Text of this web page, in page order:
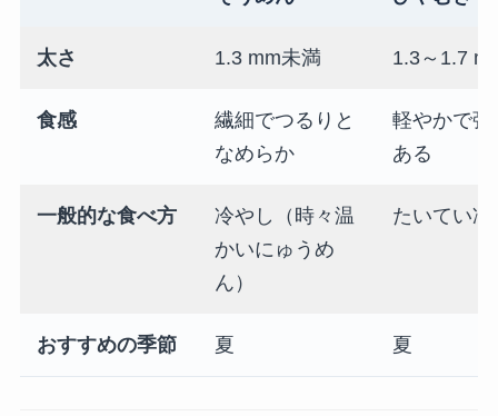
太さ 1.3 mm未満 1.3～1.7
食感
繊細でつるりと
なめらか
軽やかで弾
ある
一般的な食べ方
冷やし（時々温
かいにゅうめ
ん）
たいてい冷
おすすめの季節 夏 夏